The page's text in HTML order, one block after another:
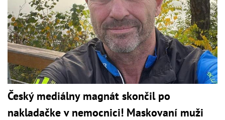
Český mediálny magnát skončil po
nakladačke v nemocnici! Maskovaní muži